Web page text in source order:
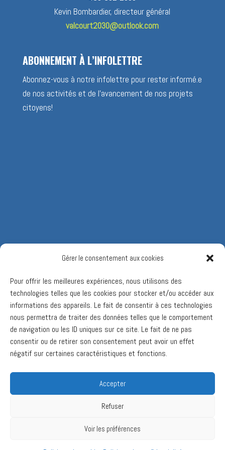
Gérer le consentement aux cookies
Pour offrir les meilleures expériences, nous utilisons des
technologies telles que les cookies pour stocker et/ou accéder aux
informations des appareils. Le fait de consentir à ces technologies
nous permettra de traiter des données telles que le comportement
de navigation ou les ID uniques sur ce site. Le fait de ne pas
consentir ou de retirer son consentement peut avoir un effet
négatif sur certaines caractéristiques et fonctions.
Accepter
Refuser
Voir les préférences
Kevin Bombardier, directeur général
valcourt2030@outlook.com
ABONNEMENT À L’INFOLETTRE
Abonnez-vous à notre infolettre pour rester informé.e
de nos activités et de l’avancement de nos projets
citoyens!
Ⓒ 2017 Valcourt 2030. Tous droits réservés.